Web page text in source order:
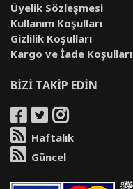
Üyelik Sözleşmesi
Kullanım Koşulları
Gizlilik Koşulları
Kargo ve İade Koşulları
BİZİ TAKİP EDİN
Haftalık
Güncel